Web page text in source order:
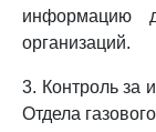
информацию
организаций.
3. Контроль за
Отдела